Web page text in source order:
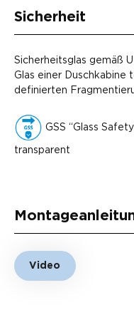
Sicherheit
Sicherheitsglas gemäß
Glas einer Duschkabine
definierten
GSS “Glass
transparent
Video